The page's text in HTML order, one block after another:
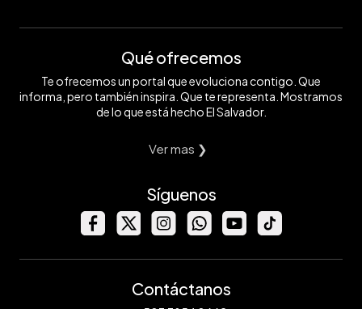
Qué ofrecemos
Te ofrecemos un portal que evoluciona contigo. Que
informa, pero también inspira. Que te representa. Mostramos
de lo que está hecho El Salvador.
Ver mas ❯
Síguenos
Contáctanos